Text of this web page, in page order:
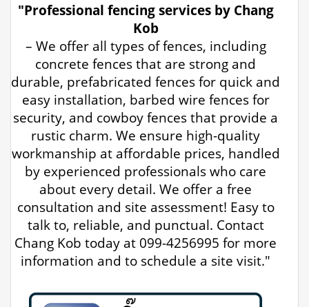
"Professional fencing services by Chang
Kob
– We offer all types of fences, including
concrete fences that are strong and
durable, prefabricated fences for quick and
easy installation, barbed wire fences for
security, and cowboy fences that provide a
rustic charm. We ensure high-quality
workmanship at affordable prices, handled
by experienced professionals who care
about every detail. We offer a free
consultation and site assessment! Easy to
talk to, reliable, and punctual. Contact
Chang Kob today at 099-4256995 for more
information and to schedule a site visit."